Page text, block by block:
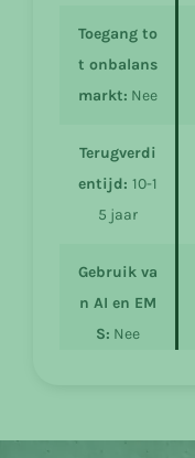
Toegang to
t onbalans
markt: Nee
Terugverdi
entijd: 10-1
5 jaar
Gebruik va
n AI en EM
S: Nee